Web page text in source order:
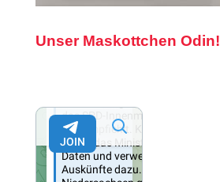
Unser Maskottchen Odin!